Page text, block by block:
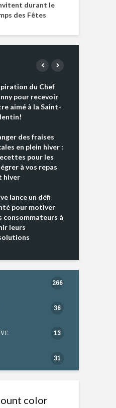
durant le
des Fêtes
du Chef
pour recevoir
aimé à la Saint-
des fraises
en plein hiver :
pour les
à vos repas
hiver
lance un défi
pour motiver
consommateurs à
leurs
266
36
13
31
color